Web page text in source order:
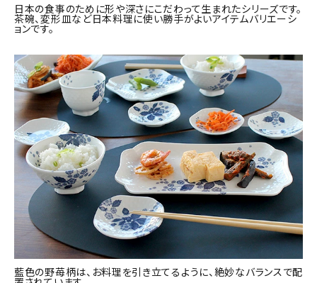
日本の食事のために形や深さにこだわって生まれたシリーズです。
茶碗、変形皿など日本料理に使い勝手がよいアイテムバリエーシ
ョンです。
藍色の野苺柄は、お料理を引き立てるように、絶妙なバランスで配